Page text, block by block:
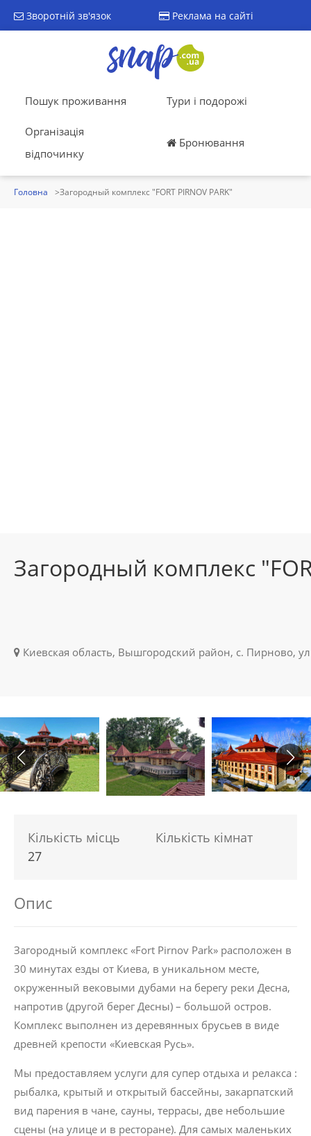
Зворотній зв'язок Реклама на сайті
Пошук проживання Тури і подорожі
Організація
відпочинку
Бронювання
Головна Загородный комплекс "FORT PIRNOV PARK"
Загородный комплекс
Киевская область, Вышгородский район, с. Пирново,
Кількість місць
27
Кількість кімнат
Опис
Загородный комплекс «Fort Pirnov Park» расположен в
30 минутах езды от Киева, в уникальном месте,
окруженный вековыми дубами на берегу реки Десна,
напротив (другой берег Десны) – большой остров.
Комплекс выполнен из деревянных брусьев в виде
древней крепости «Киевская Русь».
Мы предоставляем услуги для супер отдыха и релакса :
рыбалка, крытый и открытый бассейны, закарпатский
вид парения в чане, сауны, террасы, две небольшие
сцены (на улице и в ресторане). Для самых маленьких